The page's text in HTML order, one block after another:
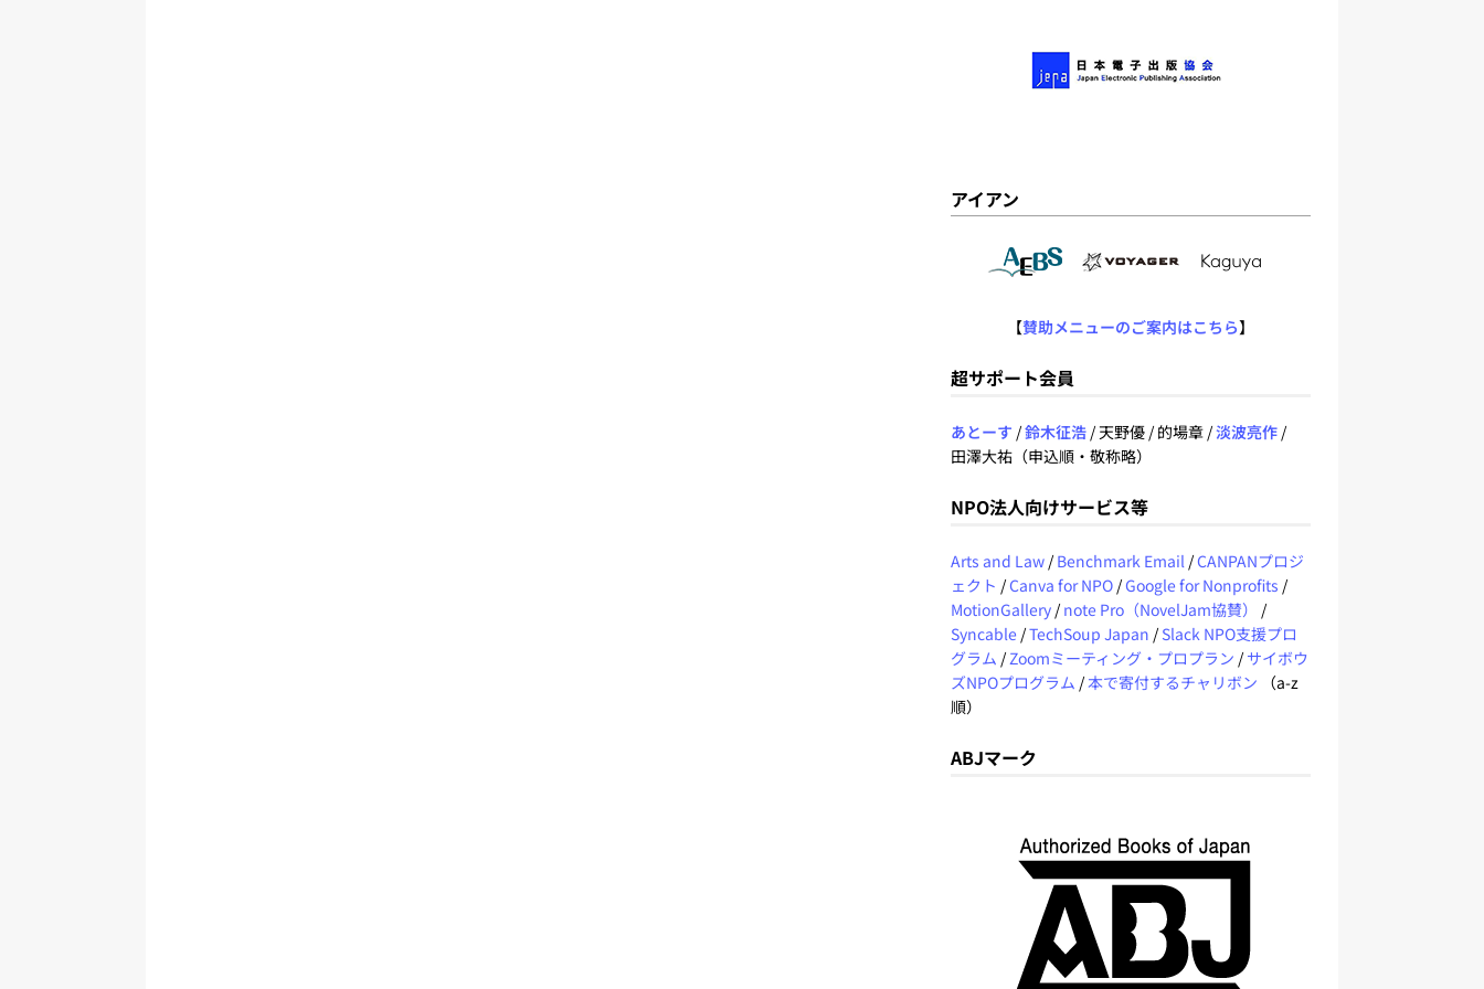
アイアン
【賛助メニューのご案内はこちら】
超サポート会員
あとーす /鈴木征浩/ 天野優 / 的場章 /淡波亮作/
田澤大祐（申込順・敬称略）
NPO法人向けサービス等
Arts and Law/ Benchmark Email /CANPANプロジ
ェクト /Canva for NPO/Google for Nonprofits /
MotionGallery/ note Pro（NovelJam協賛）
/
Syncable/TechSoup Japan / Slack NPO支援プロ
グラム / Zoomミーティング・プロプラン / サイボウ
ズNPOプログラム /本で寄付するチャリボン （a-z
順）
ABJマーク